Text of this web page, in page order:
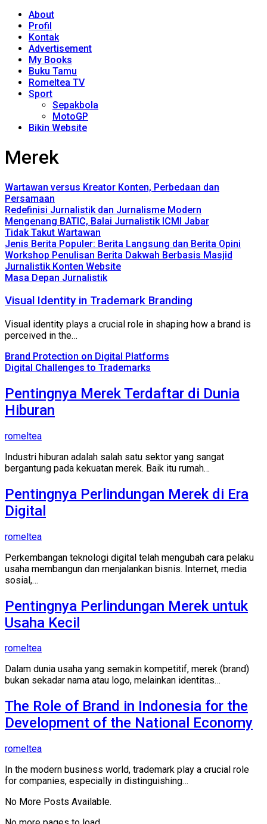
About
Profil
Kontak
Advertisement
My Books
Buku Tamu
Romeltea TV
Sport
Sepakbola
MotoGP
Bikin Website
Merek
Wartawan versus Kreator Konten, Perbedaan dan
Persamaan
Redefinisi Jurnalistik dan Jurnalisme Modern
Mengenang BATIC, Balai Jurnalistik ICMI Jabar
Tidak Takut Wartawan
Jenis Berita Populer: Berita Langsung dan Berita Opini
Workshop Penulisan Berita Dakwah Berbasis Masjid
Jurnalistik Konten Website
Masa Depan Jurnalistik
Visual Identity in Trademark Branding
Visual identity plays a crucial role in shaping how a brand is
perceived in the…
Brand Protection on Digital Platforms
Digital Challenges to Trademarks
Pentingnya Merek Terdaftar di Dunia
Hiburan
romeltea
Industri hiburan adalah salah satu sektor yang sangat
bergantung pada kekuatan merek. Baik itu rumah…
Pentingnya Perlindungan Merek di Era
Digital
romeltea
Perkembangan teknologi digital telah mengubah cara pelaku
usaha membangun dan menjalankan bisnis. Internet, media
sosial,…
Pentingnya Perlindungan Merek untuk
Usaha Kecil
romeltea
Dalam dunia usaha yang semakin kompetitif, merek (brand)
bukan sekadar nama atau logo, melainkan identitas…
The Role of Brand in Indonesia for the
Development of the National Economy
romeltea
In the modern business world, trademark play a crucial role
for companies, especially in distinguishing…
No More Posts Available.